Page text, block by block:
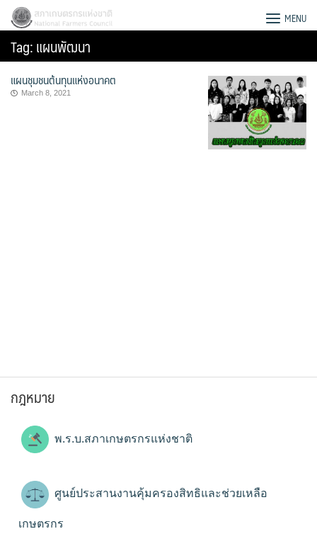
Skip
content
สภาเกษตรกรแห่งชาติ MENU
Tag:แผนพัฒนา
แผนชุมชนต้นทุนแห่งอนาคต
March 8, 2021
กฎหมาย
พ.ร.บ.สภาเกษตรกรแห่งชาติ
ศูนย์ประสานงานคุ้มครองสิทธิและช่วยเหลือ
เกษตรกร